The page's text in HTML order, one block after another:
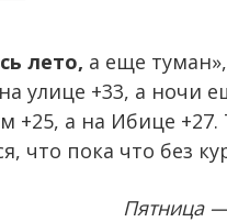
лето, а еще
улице +33, а ночи
+25, а на Ибице
что пока что без
Пятница